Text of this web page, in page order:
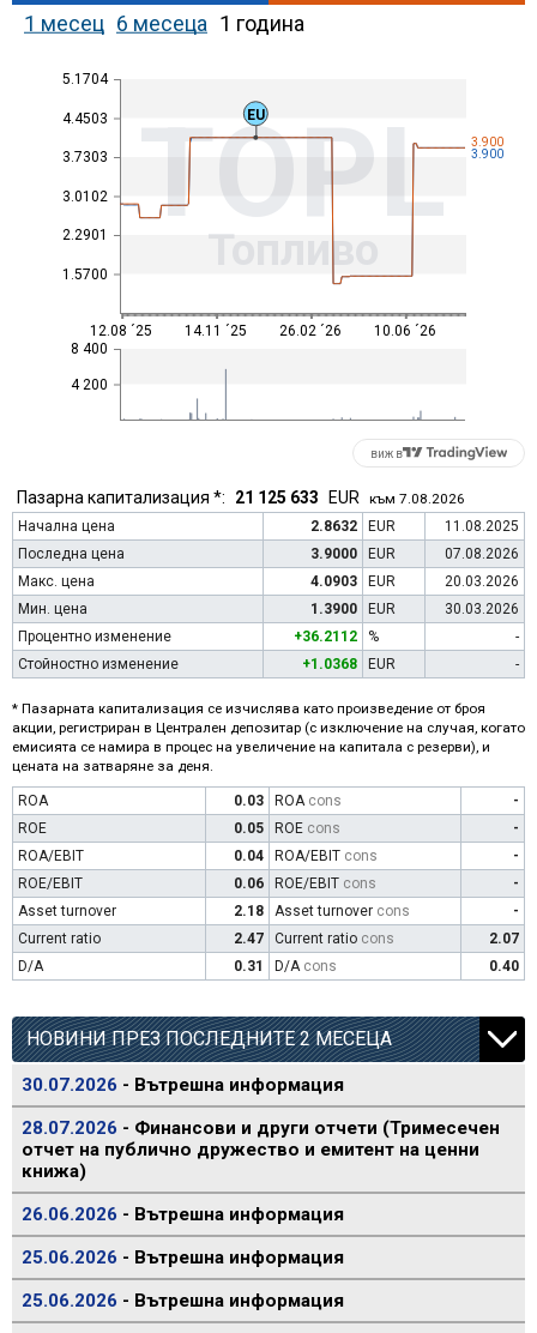
1 месец 6 месеца 1 година
1.5700
2.2901
3.0102
3.7303
4.4503
5.1704
TOPL
Топливо
4 200
8 400
3.900
3.900
12.08 ´25 14.11 ´25 26.02 ´26 10.06 ´26
EU
виж в
Пазарна капитализация *: 21 125 633 EUR към 7.08.2026
Начална цена
2.8632 EUR
11.08.2025
Последна цена
3.9000 EUR
07.08.2026
Макс. цена
4.0903 EUR
20.03.2026
Мин. цена
1.3900 EUR
30.03.2026
Процентно изменение
+36.2112 %
-
Стойностно изменение
+1.0368 EUR -
* Пазарната капитализация се изчислява като произведение от броя
акции, регистриран в Централен депозитар (с изключение на случая, когато
емисията се намира в процес на увеличение на капитала с резерви), и
цената на затваряне за деня.
ROA 0.03 ROA cons
-
ROE
0.05 ROE cons
-
ROA/EBIT
0.04 ROA/EBIT cons
-
ROE/EBIT
0.06 ROE/EBIT cons
-
Asset turnover
2.18 Asset turnover cons
-
Current ratio
2.47 Current ratio cons
2.07
D/A
0.31 D/A cons 0.40
НОВИНИ ПРЕЗ ПОСЛЕДНИТЕ 2 МЕСЕЦА
30.07.2026 - Вътрешна информация
28.07.2026 - Финансови и други отчети (Тримесечен
отчет на публично дружество и емитент на ценни
книжа)
26.06.2026 - Вътрешна информация
25.06.2026 - Вътрешна информация
25.06.2026 - Вътрешна информация